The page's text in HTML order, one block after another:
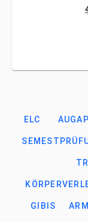
ELC
GIBIS